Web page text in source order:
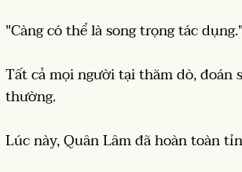
"Càng có thể là song trọng tác
Tất cả mọi người tại thăm dò, đoán
thường.
Lúc này, Quân Lâm đã hoàn toàn